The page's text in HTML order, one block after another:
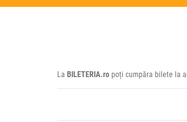
La BILETERIA.ro poți cumpăra bilete la